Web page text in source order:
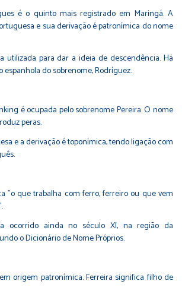
é o quinto mais registrado em Maringá. A
e sua derivação é patronímica do nome
utilizada para dar a ideia de descendência. Há
do sobrenome, Rodríguez.
é ocupada pelo sobrenome Pereira. O nome
peras.
e a derivação é toponímica, tendo ligação com
"o que trabalha com ferro, ferreiro ou que vem
ocorrido ainda no século XI, na região da
o Dicionário de Nome Próprios.
origem patronímica. Ferreira significa filho de